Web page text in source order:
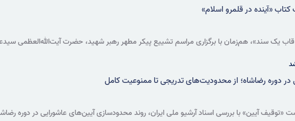
«آینده در قلمرو اسلام»
قاب یک سند»، هم‌زمان با برگزاری مراسم تشییع پیکر مطهر رهبر شهید، حضرت آیت‌الله‌العظمی
دوره رضاشاه؛ از محدودیت‌های تدریجی تا ممنوعیت کامل
آیین» با بررسی اسناد آرشیو ملی ایران، روند محدودسازی آیین‌های عاشورایی در دوره